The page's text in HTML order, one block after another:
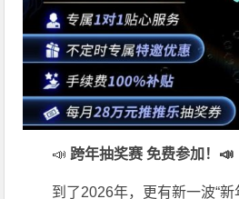
📣 跨年抽奖赛 免费参加 ！📣
到了2026年，更有新一波“新